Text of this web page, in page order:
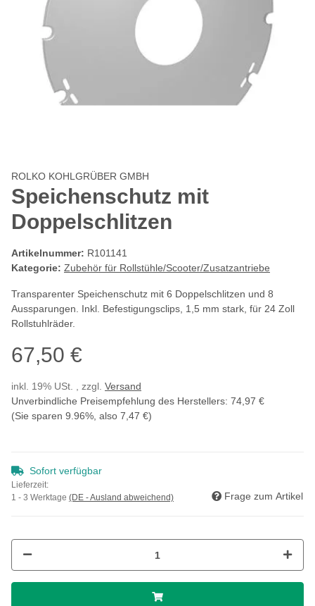
ROLKO KOHLGRÜBER GMBH
Speichenschutz mit
Doppelschlitzen
Artikelnummer: R101141
Kategorie: Zubehör für Rollstühle/Scooter/Zusatzantriebe
Transparenter Speichenschutz mit 6 Doppelschlitzen und 8
Aussparungen. Inkl. Befestigungsclips, 1,5 mm stark, für 24 Zoll
Rollstuhlräder.
67,50 €
inkl. 19% USt. , zzgl. Versand
Unverbindliche Preisempfehlung des Herstellers: 74,97 €
(Sie sparen 9.96% , also 7,47 €)
Sofort verfügbar
Lieferzeit:
1 - 3 Werktage (DE - Ausland abweichend) Frage zum Artikel